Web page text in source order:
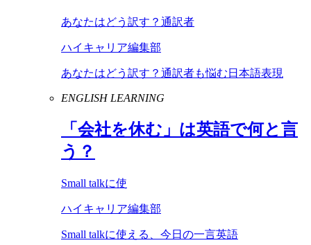
あなたはどう訳す？通訳者
ハイキャリア編集部
あなたはどう訳す？通訳者も悩む日本語表現
ENGLISH LEARNING
「会社を休む」は英語で何と言
う？
Small talkに使
ハイキャリア編集部
Small talkに使える、今日の一言英語